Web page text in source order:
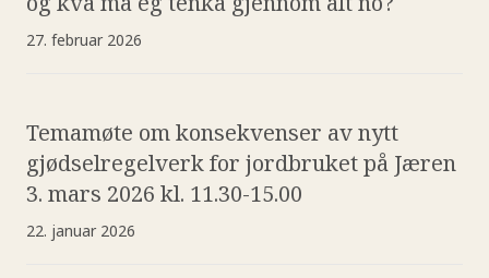
27. februar 2026
Temamøte om konsekvenser av nytt
gjødselregelverk for jordbruket på Jæren
3. mars 2026 kl. 11.30-15.00
22. januar 2026